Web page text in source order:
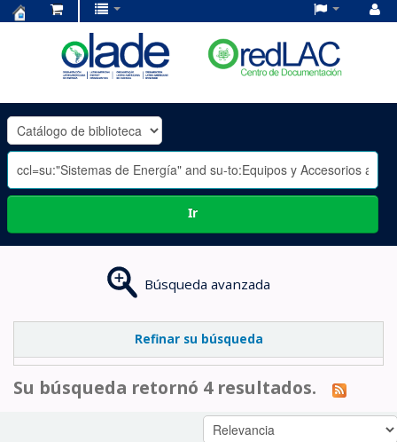
OLADE
-
Ir
Búsqueda avanzada
Refinar su búsqueda
Su búsqueda retornó 4 resultados.